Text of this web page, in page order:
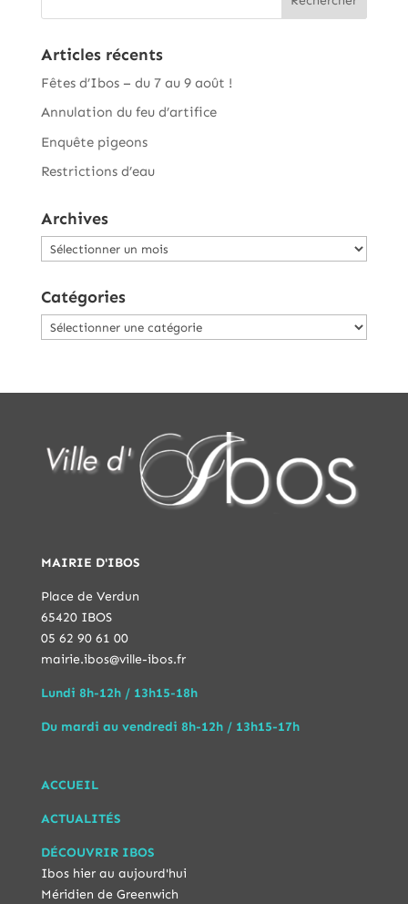
Articles récents
Fêtes d’Ibos – du 7 au 9 août !
Annulation du feu d’artifice
Enquête pigeons
Restrictions d’eau
Archives
Archives
Catégories
Catégories
MAIRIE D'IBOS
Place de Verdun
65420 IBOS
05 62 90 61 00
mairie.ibos@ville-ibos.fr
Lundi 8h-12h / 13h15-18h
Du mardi au vendredi 8h-12h / 13h15-17h
ACCUEIL
ACTUALITÉS
DÉCOUVRIR IBOS
Ibos hier au aujourd'hui
Méridien de Greenwich